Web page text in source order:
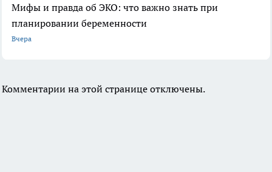
Мифы и правда об ЭКО: что важно знать при
планировании беременности
Вчера
Комментарии на этой странице отключены.